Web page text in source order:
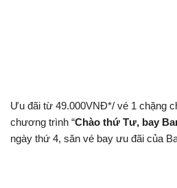
Ưu đãi từ 49.000VNĐ*/ vé 1 chặng
chương trình “Chào thứ Tư, bay
ngày thứ 4, săn vé bay ưu đãi của